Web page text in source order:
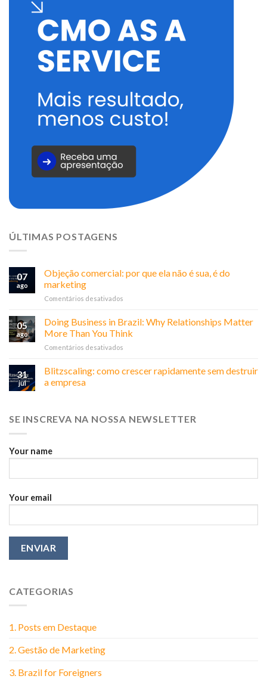
ÚLTIMAS POSTAGENS
07
ago
Objeção comercial: por que ela não é sua, é do
marketing
Comentários desativados
comercial:
que
é
05
ago
Doing Business in Brazil: Why Relationships Matter
More Than You Think
Comentários desativados
Matter
Think
31
jul
Blitzscaling: como crescer rapidamente sem destruir
a empresa
SE INSCREVA NA NOSSA NEWSLETTER
Your name
Your email
CATEGORIAS
1. Posts em Destaque
2. Gestão de Marketing
3. Brazil for Foreigners